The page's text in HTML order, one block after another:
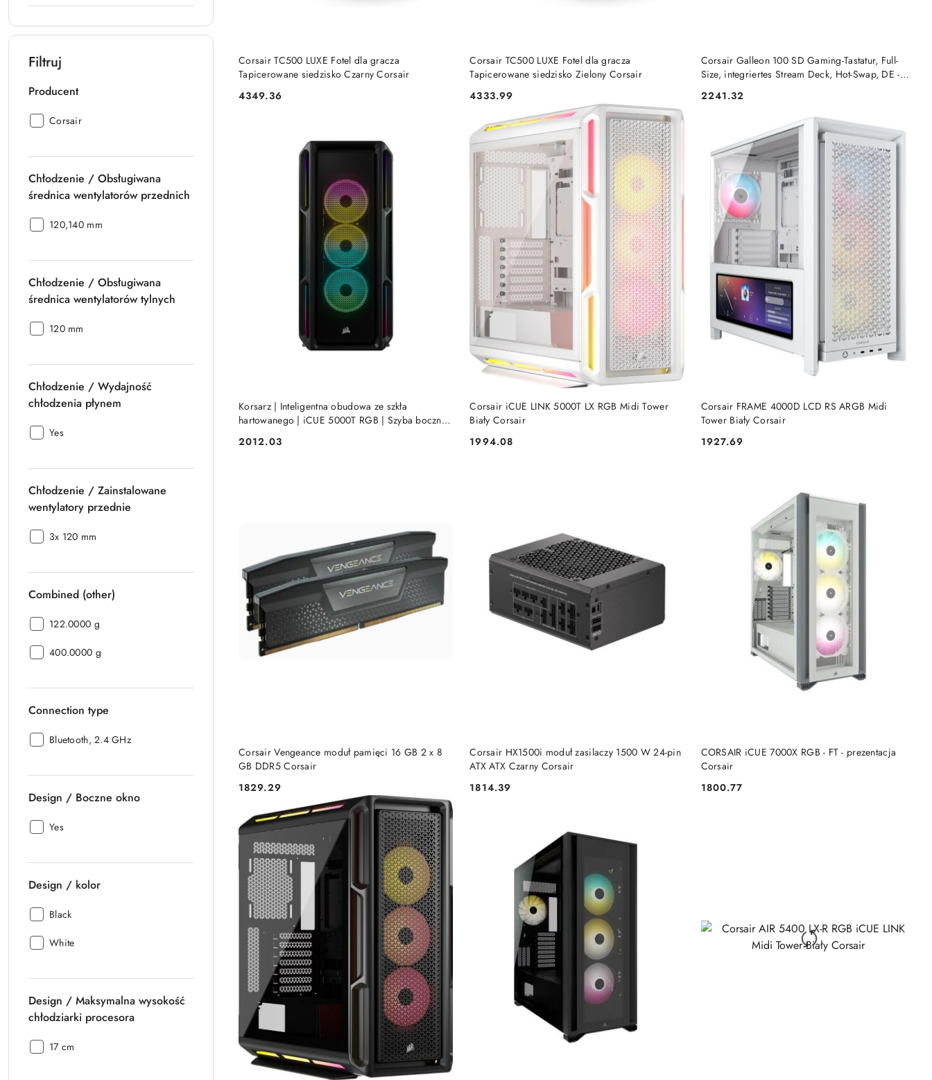
Filtruj
Producent
Producent:
Corsair
Chłodzenie / Obsługiwana
średnica wentylatorów przednich
Chłodzenie
wentylatorów
przednich:
120,140 mm
Chłodzenie / Obsługiwana
średnica wentylatorów tylnych
Chłodzenie
wentylatorów
tylnych:
120 mm
Chłodzenie / Wydajność
chłodzenia płynem
Chłodzenie
płynem:
Yes
Chłodzenie / Zainstalowane
wentylatory przednie
Chłodzenie
przednie:
3x 120 mm
Combined (other)
Combined
122.0000 g
Combined
400.0000 g
Connection type
Connection
Bluetooth, 2.4 GHz
Design / Boczne okno
Design
Yes
Design / kolor
Design
kolor:
Black
Design
White
Design / Maksymalna wysokość
chłodziarki procesora
Design
17 cm
Corsair TC500 LUXE Fotel dla gracza
Tapicerowane siedzisko Czarny Corsair
Cena:
4349.36
DO KOSZYKA
Corsair TC500 LUXE Fotel dla gracza
Tapicerowane siedzisko Zielony Corsair
Cena:
4333.99
DO KOSZYKA
Corsair Galleon 100 SD Gaming-Tastatur, Full-
Size, integriertes Stream Deck, Hot-Swap, DE -
Cena:
2241.32
DO KOSZYKA
Korsarz | Inteligentna obudowa ze szkła
hartowanego | iCUE 5000T RGB | Szyba boczna |
Corsair
Cena:
2012.03
DO KOSZYKA
Corsair iCUE LINK 5000T LX RGB Midi Tower
Biały Corsair
Cena:
1994.08
DO KOSZYKA
Corsair FRAME 4000D LCD RS ARGB Midi
Tower Biały Corsair
Cena:
1927.69
DO KOSZYKA
Corsair Vengeance moduł pamięci 16 GB 2 x 8
GB DDR5 Corsair
Cena:
1829.29
DO KOSZYKA
Corsair HX1500i moduł zasilaczy 1500 W 24-pin
ATX ATX Czarny Corsair
Cena:
1814.39
DO KOSZYKA
CORSAIR iCUE 7000X RGB - FT - prezentacja
Corsair
Cena:
1800.77
DO KOSZYKA